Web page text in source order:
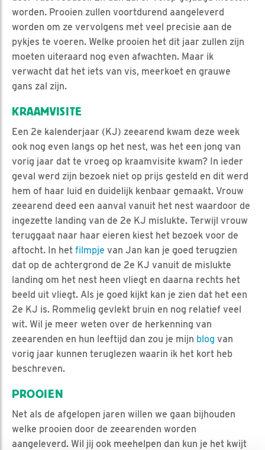
worden. Prooien zullen voortdurend aangeleverd
worden om ze vervolgens met veel precisie aan de
pykjes te voeren. Welke prooien het dit jaar zullen zijn
moeten uiteraard nog even afwachten. Maar ik
verwacht dat het iets van vis, meerkoet en grauwe
gans zal zijn.
KRAAMVISITE
Een 2e kalenderjaar (KJ) zeearend kwam deze week
ook nog even langs op het nest, was het een jong van
vorig jaar dat te vroeg op kraamvisite kwam? In ieder
geval werd zijn bezoek niet op prijs gesteld en dit werd
hem of haar luid en duidelijk kenbaar gemaakt. Vrouw
zeearend deed een aanval vanuit het nest waardoor de
ingezette landing van de 2e KJ mislukte. Terwijl vrouw
teruggaat naar haar eieren kiest het bezoek voor de
aftocht. In het filmpje van Jan kan je goed terugzien
dat op de achtergrond de 2e KJ vanuit de mislukte
landing om het nest heen vliegt en daarna rechts het
beeld uit vliegt. Als je goed kijkt kan je zien dat het een
2e KJ is. Rommelig gevlekt bruin en nog relatief veel
wit. Wil je meer weten over de herkenning van
zeearenden en hun leeftijd dan zou je mijn blog van
vorig jaar kunnen teruglezen waarin ik het kort heb
beschreven.
PROOIEN
Net als de afgelopen jaren willen we gaan bijhouden
welke prooien door de zeearenden worden
aangeleverd. Wil jij ook meehelpen dan kun je het kwijt